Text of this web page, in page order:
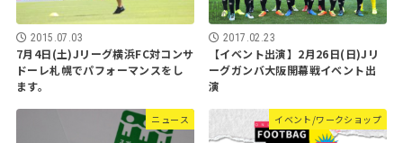
2015.07.03
7月4日(土)Jリーグ横浜FC対コンサ
ドーレ札幌でパフォーマンスをし
ます。
2017.02.23
【イベント出演】2月26日(日)Jリ
ーグガンバ大阪開幕戦イベント出
演
ニュース イベント/ワークショップ